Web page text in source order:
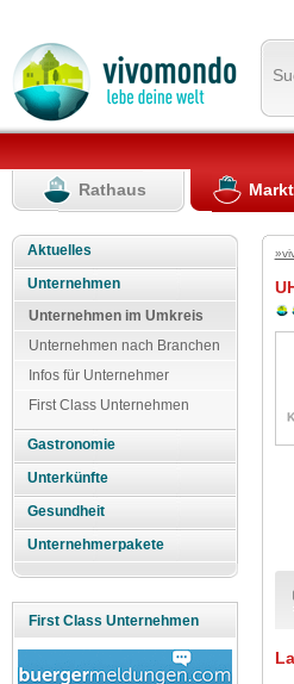
Rathaus
Aktuelles
Unternehmen
Unternehmen im Umkreis
Unternehmen nach Branchen
Infos für Unternehmer
First Class Unternehmen
Gastronomie
Unterkünfte
Gesundheit
Unternehmerpakete
First Class Unternehmen